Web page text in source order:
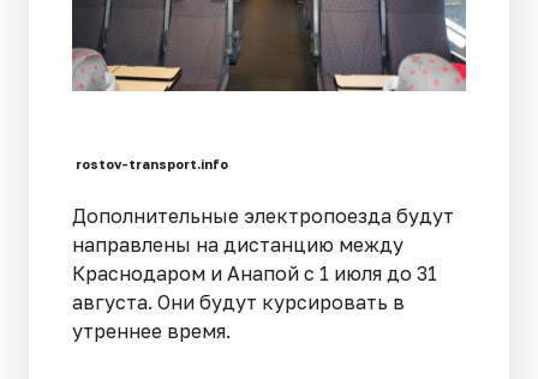
rostov-transport.info
Дополнительные электропоезда будут
направлены на дистанцию между
Краснодаром и Анапой с 1 июля до 31
августа. Они будут курсировать в
утреннее время.